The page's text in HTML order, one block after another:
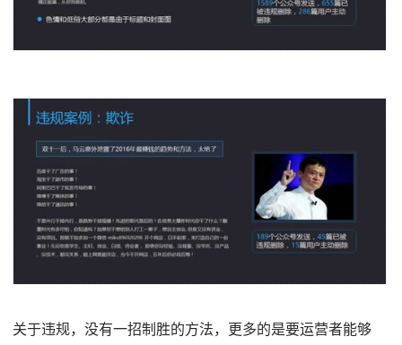
关于违规，没有一招制胜的方法，更多的是要运营者能够